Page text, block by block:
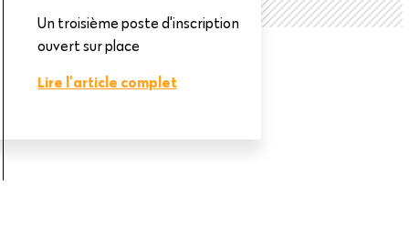
Un troisième poste d'inscription
ouvert sur place
Lire l'article complet